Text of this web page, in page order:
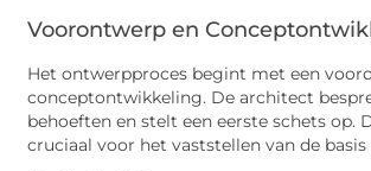
Voorontwerp en
Het ontwerpproces begint met een
conceptontwikkeling. De architect
behoeften en stelt een eerste schets op.
cruciaal voor het vaststellen van de